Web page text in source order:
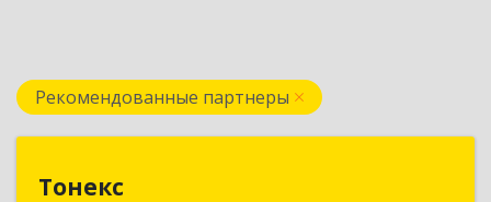
Рекомендованные партнеры
Тонекс